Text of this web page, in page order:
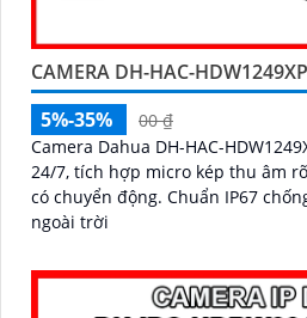
CAMERA DH-HAC-
5%-35%
00 ₫
Camera Dahua DH-HAC-
24/7, tích hợp micro kép thu âm
có chuyển động. Chuẩn IP67 chống nước, hoạt động bền
ngoài trời